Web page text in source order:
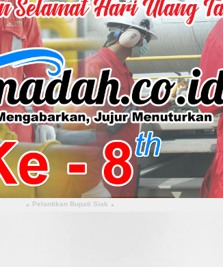
▴ Pelantikan Bupati Siak ▴